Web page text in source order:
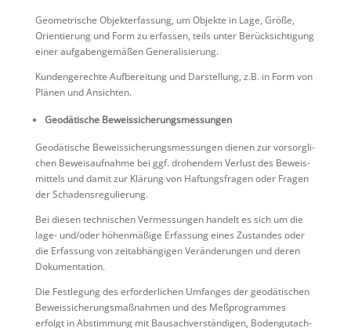
Geome­tri­sche Objekt­er­fas­sung, um Objekte in Lage, Größe,
Orien­tie­rung und Form zu erfassen, teils unter Berück­sich­ti­gung
einer aufga­ben­ge­mäßen Generalisierung.
Kunden­ge­rechte Aufbe­rei­tung und Darstel­lung, z.B. in Form von
Plänen und Ansichten.
Geodä­ti­sche Beweissicherungsmessungen
Geodä­ti­sche Beweis­si­che­rungs­mes­sungen dienen zur vorsorg­li­
chen Beweis­auf­nahme bei ggf. drohendem Verlust des Beweis­
mit­tels und damit zur Klärung von Haftungs­fragen oder Fragen
der Schadensregulierung.
Bei diesen techni­schen Vermes­sungen handelt es sich um die
lage- und/​oder höhen­mä­ßige Erfas­sung eines Zustandes oder
die Erfas­sung von zeitab­hän­gigen Verän­de­rungen und deren
Dokumentation.
Die Festle­gung des erfor­der­li­chen Umfanges der geodä­ti­schen
Beweis­si­che­rungs­maß­nahmen und des Meßpro­grammes
erfolgt in Abstim­mung mit Bausach­ver­stän­digen, Boden­gut­ach­